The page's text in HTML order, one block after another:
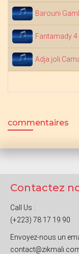
Barouni
Fantamady
Adja joli
commentaires
Contactez
Call Us :
(+223) 78 17 19 90
Envoyez-nous un